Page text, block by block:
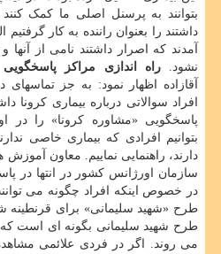
بتوانند به پرسنل اصلی ما کمک
داشتند را بعنوان راننده به کار گرفتیم
آمدند که اصرار داشتند نامی از
نشود.راه اندازی مراکز
آقازاده اظهار نمود: به جز
افراد سوالاتی درباره بیماری کرونا
پاسخگویی «مشاوره کرونا» را در
بتوانیم افرادی که بیماری خاصی
دارند، راهنمایی نماییم. معاون
سازمان اورژانس کشور در انتها در
در خصوص اینکه افراد چگونه می
طرح «شهید سلیمانی» برای قرنطینه
طرح شهید سلیمانی بگونه ای است
می روند. اگر در فردی علائمی